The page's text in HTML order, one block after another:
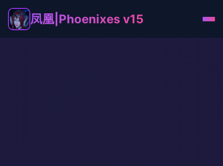
凤凰|Phoenixes v15